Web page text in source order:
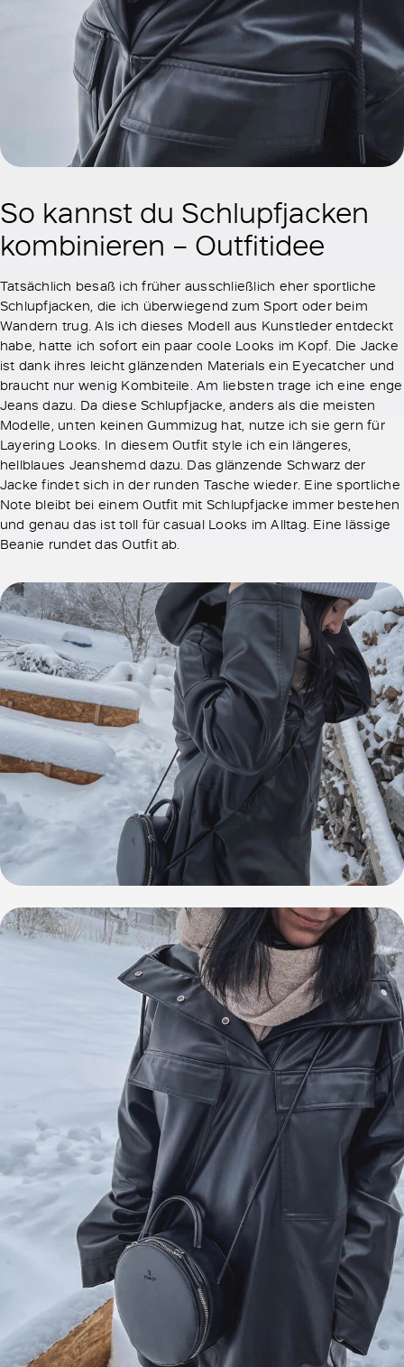
So kannst du Schlupfjacken
kombinieren – Outfitidee
Tatsächlich besaß ich früher ausschließlich eher sportliche
Schlupfjacken, die ich überwiegend zum Sport oder beim
Wandern trug. Als ich dieses Modell aus Kunstleder entdeckt
habe, hatte ich sofort ein paar coole Looks im Kopf. Die Jacke
ist dank ihres leicht glänzenden Materials ein Eyecatcher und
braucht nur wenig Kombiteile. Am liebsten trage ich eine enge
Jeans dazu. Da diese Schlupfjacke, anders als die meisten
Modelle, unten keinen Gummizug hat, nutze ich sie gern für
Layering Looks. In diesem Outfit style ich ein längeres,
hellblaues Jeanshemd dazu. Das glänzende Schwarz der
Jacke findet sich in der runden Tasche wieder. Eine sportliche
Note bleibt bei einem Outfit mit Schlupfjacke immer bestehen
und genau das ist toll für casual Looks im Alltag. Eine lässige
Beanie rundet das Outfit ab.